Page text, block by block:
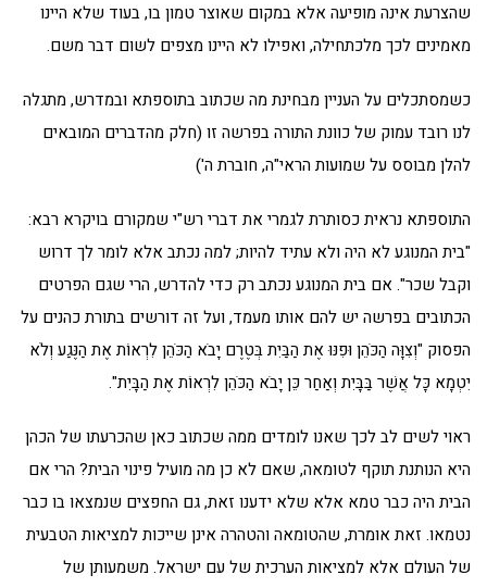
שהצרעת אינה מופיעה אלא במקום שאוצר טמון בו, בעוד שלא היינו
מאמינים לכך מלכתחילה, ואפילו לא היינו מצפים לשום דבר משם.
כשמסתכלים על העניין מבחינת מה שכתוב בתוספתא ובמדרש, מתגלה
לנו רובד עמוק של כוונת התורה בפרשה זו (חלק מהדברים המובאים
להלן מבוסס על שמועות הראי"ה, חוברת ה')
התוספתא נראית כסותרת לגמרי את דברי רש"י שמקורם בויקרא רבא:
"בית המנוגע לא היה ולא עתיד להיות; למה נכתב אלא לומר לך דרוש
וקבל שכר". אם בית המנוגע נכתב רק כדי להדרש, הרי שגם הפרטים
הכתובים בפרשה יש להם אותו מעמד, ועל זה דורשים בתורת כהנים על
הפסוק "וְצִוָּה הַכֹּהֵן וּפִנּוּ אֶת הַבַּיִת בְּטֶרֶם יָבֹא הַכֹּהֵן לִרְאוֹת אֶת הַנֶּגַע וְלֹא
יִטְמָא כָּל אֲשֶׁר בַּבָּיִת וְאַחַר כֵּן יָבֹא הַכֹּהֵן לִרְאוֹת אֶת הַבָּיִת".
ראוי לשים לב לכך שאנו לומדים ממה שכתוב כאן שהכרעתו של הכהן
היא הנותנת תוקף לטומאה, שאם לא כן מה מועיל פינוי הבית? הרי אם
הבית היה כבר טמא אלא שלא ידענו זאת, גם החפצים שנמצאו בו כבר
נטמאו. זאת אומרת, שהטומאה והטהרה אינן שייכות למציאות הטבעית
של העולם אלא למציאות הערכית של עם ישראל. משמעותן של